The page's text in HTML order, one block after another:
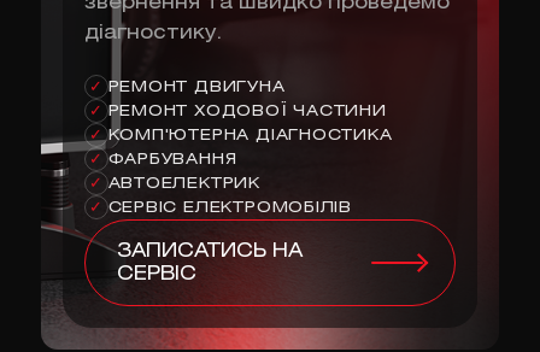
діагностику.
✓ РЕМОНТ ДВИГУНА
✓ РЕМОНТ ХОДОВОЇ ЧАСТИНИ
✓ КОМП'ЮТЕРНА ДІАГНОСТИКА
✓ ФАРБУВАННЯ
✓ АВТОЕЛЕКТРИК
✓ СЕРВІС ЕЛЕКТРОМОБІЛІВ
ЗАПИСАТИСЬ НА
СЕРВІС